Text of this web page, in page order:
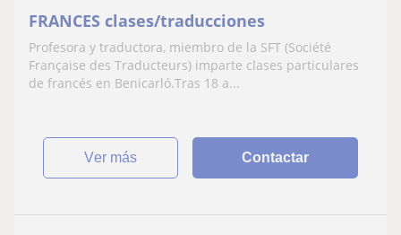
FRANCES clases/traducciones
Profesora y traductora, miembro de la SFT (Société
Française des Traducteurs) imparte clases particulares
de francés en Benicarló.Tras 18 a...
ver más Contactar